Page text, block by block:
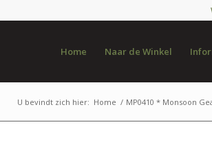
Home Naar de Winkel
U bevindt zich hier: Home / MP0410 * Monsoon